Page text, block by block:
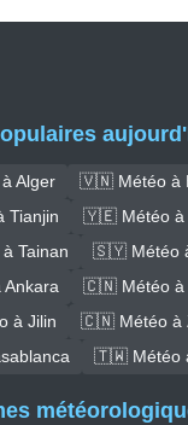
Alger
🇻🇳 Météo à
🇾🇪 Météo à
Tainan
🇸🇾 Météo
🇨🇳 Météo à
à Jilin
🇨🇳 Météo à
🇹🇼 Météo